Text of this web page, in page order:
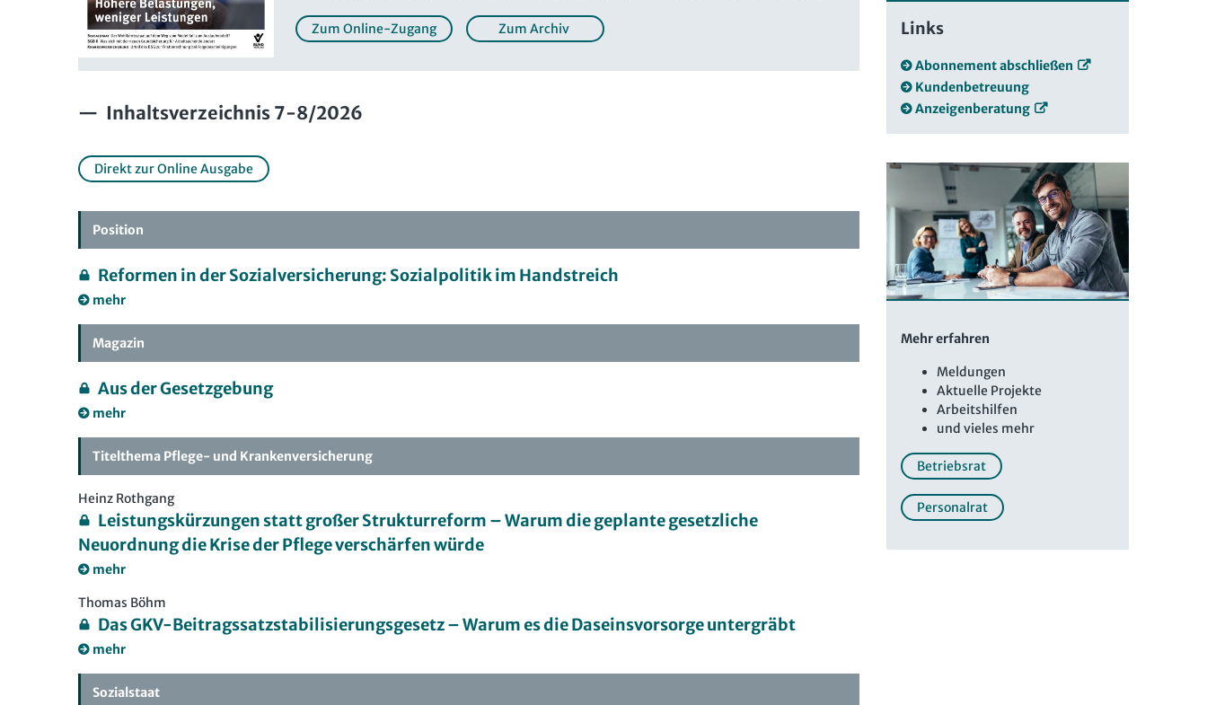
Zum Online-Zugang Zum Archiv
Inhaltsverzeichnis 7-8/2026
Direkt zur Online Ausgabe
Position
Reformen in der Sozialversicherung: Sozialpolitik im Handstreich
mehr
Magazin
Aus der Gesetzgebung
mehr
Titelthema Pflege- und Krankenversicherung
Heinz Rothgang
Leistungskürzungen statt großer Strukturreform – Warum die geplante gesetzliche
Neuordnung die Krise der Pflege verschärfen würde
mehr
Thomas Böhm
Das GKV-Beitragssatzstabilisierungsgesetz – Warum es die Daseinsvorsorge untergräbt
mehr
Sozialstaat
Links
Abonnement abschließen
Kundenbetreuung
Anzeigenberatung
Mehr erfahren
Meldungen
Aktuelle Projekte
Arbeitshilfen
und vieles mehr
Betriebsrat
Personalrat